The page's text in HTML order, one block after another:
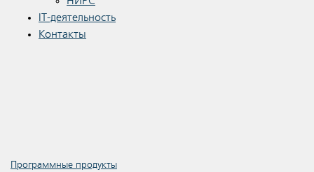
IT-деятельность
Контакты
Программные продукты